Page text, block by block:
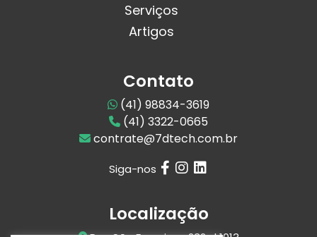
Serviços
Artigos
Contato
(41) 98834-3619
(41) 3322-0665
contrate@7dtech.com.br
Siga-nos
Localização